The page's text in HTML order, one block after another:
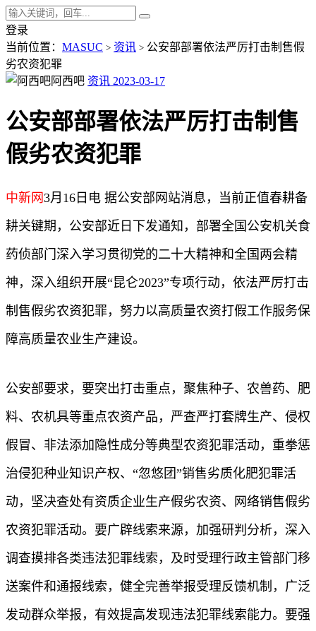
登录
当前位置： MASUC > 资讯 > 公安部部署依法严厉打击制售假
劣农资犯罪
阿西吧 资讯 2023-03-17
公安部部署依法严厉打击制售
假劣农资犯罪
中新网3月16日电 据公安部网站消息，当前正值春耕备
耕关键期，公安部近日下发通知，部署全国公安机关食
药侦部门深入学习贯彻党的二十大精神和全国两会精
神，深入组织开展“昆仑2023”专项行动，依法严厉打击
制售假劣农资犯罪，努力以高质量农资打假工作服务保
障高质量农业生产建设。
公安部要求，要突出打击重点，聚焦种子、农兽药、肥
料、农机具等重点农资产品，严查严打套牌生产、侵权
假冒、非法添加隐性成分等典型农资犯罪活动，重拳惩
治侵犯种业知识产权、“忽悠团”销售劣质化肥犯罪活
动，坚决查处有资质企业生产假劣农资、网络销售假劣
农资犯罪活动。要广辟线索来源，加强研判分析，深入
调查摸排各类违法犯罪线索，及时受理行政主管部门移
送案件和通报线索，健全完善举报受理反馈机制，广泛
发动群众举报，有效提高发现违法犯罪线索能力。要强